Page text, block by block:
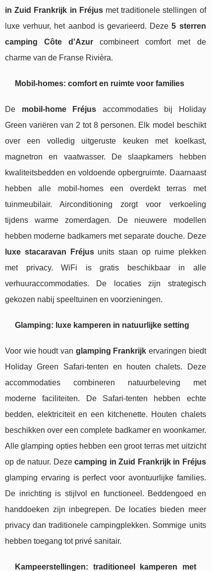
in Zuid Frankrijk in Fréjusmet traditionele stellingen of
luxe verhuur, het aanbod is gevarieerd. Deze5 sterren
camping Côte d'Azur combineert comfort met de
charme van de Franse Rivièra.
Mobil-homes: comfort en ruimte voor families
De mobil-home Fréjus accommodaties bij Holiday
Green variëren van 2 tot 8 personen. Elk model beschikt
over een volledig uitgeruste keuken met koelkast,
magnetron en vaatwasser. De slaapkamers hebben
kwaliteitsbedden en voldoende opbergruimte. Daarnaast
hebben alle mobil-homes een overdekt terras met
tuinmeubilair. Airconditioning zorgt voor verkoeling
tijdens warme zomerdagen. De nieuwere modellen
hebben moderne badkamers met separate douche. Deze
luxe stacaravan Fréjusunits staan op ruime plekken
met privacy. WiFi is gratis beschikbaar in alle
verhuuraccommodaties. De locaties zijn strategisch
gekozen nabij speeltuinen en voorzieningen.
Glamping: luxe kamperen in natuurlijke setting
Voor wie houdt van glamping Frankrijk ervaringen biedt
Holiday Green Safari-tenten en houten chalets. Deze
accommodaties combineren natuurbeleving met
moderne faciliteiten. De Safari-tenten hebben echte
bedden, elektriciteit en een kitchenette. Houten chalets
beschikken over een complete badkamer en woonkamer.
Alle glamping opties hebben een groot terras met uitzicht
op de natuur. Dezecamping in Zuid Frankrijk in Fréjus
glamping ervaring is perfect voor avontuurlijke families.
De inrichting is stijlvol en functioneel. Beddengoed en
handdoeken zijn inbegrepen. De locaties bieden meer
privacy dan traditionele campingplekken. Sommige units
hebben toegang tot privé sanitair.
Kampeerstellingen: traditioneel kamperen met